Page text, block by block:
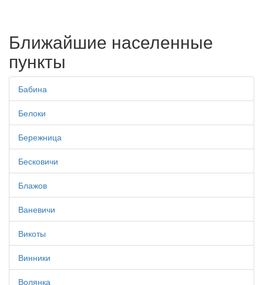
Ближайшие населенные
пункты
Бабина
Белоки
Бережница
Бесковичи
Блажов
Ваневичи
Викоты
Винники
Волянка